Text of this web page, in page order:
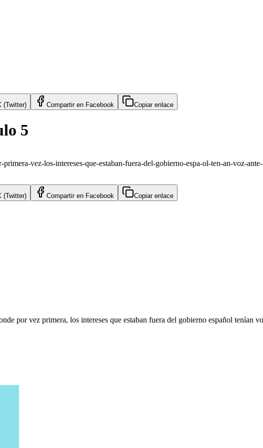
(Twitter) Compartir en Facebook Copiar enlace
5
vez-los-intereses-que-estaban-fuera-del-gobierno-espa-ol-ten-an-voz-
(Twitter) Compartir en Facebook Copiar enlace
por vez primera, los intereses que estaban fuera del gobierno español tenían